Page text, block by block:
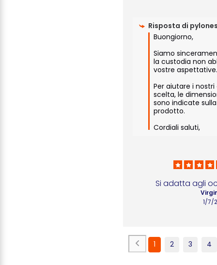
Risposta di
Buongiorno,
Siamo
la custodia non
vostre
Per aiutare i
scelta, le
sono indicate
prodotto.
Cordiali saluti,
Si adatta agli
1/7/
1 2 3 4